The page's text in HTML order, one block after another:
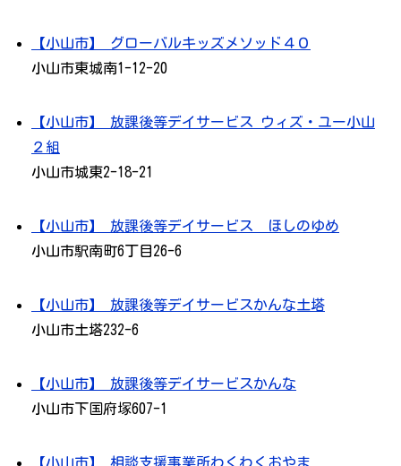
【小山市】 グローバルキッズメソッド４０
小山市東城南1-12-20
【小山市】 放課後等デイサービス ウィズ・ユー小山
２組
小山市城東2-18-21
【小山市】 放課後等デイサービス ほしのゆめ
小山市駅南町6丁目26-6
【小山市】 放課後等デイサービスかんな土塔
小山市土塔232-6
【小山市】 放課後等デイサービスかんな
小山市下国府塚607-1
【小山市】 相談支援事業所わくわくおやま